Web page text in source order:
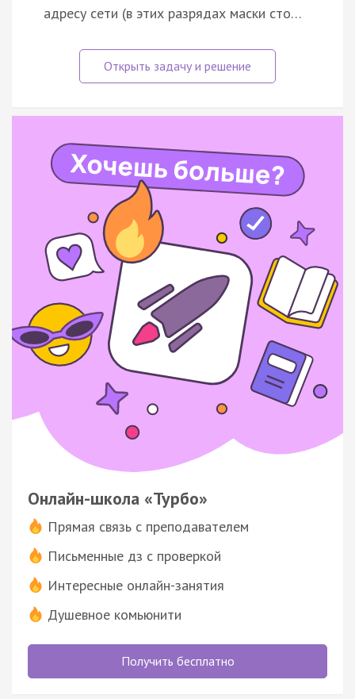
адресу сети (в этих разрядах маски сто…
Онлайн-школа «Турбо»
Прямая связь с преподавателем
Письменные дз с проверкой
Интересные онлайн-занятия
Душевное комьюнити
Получить бесплатно